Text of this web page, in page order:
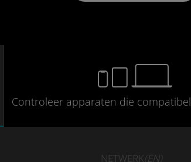
Controleer apparaten die compatibel
NETWERK(EN)